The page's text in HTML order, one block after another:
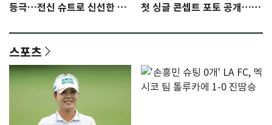
등극…전신 슈트로 신선한 충
첫 싱글 콘셉트 포토 공개…청
스포츠